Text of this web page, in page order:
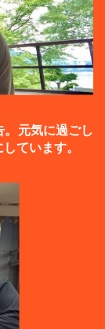
元気に過ごし
ています。